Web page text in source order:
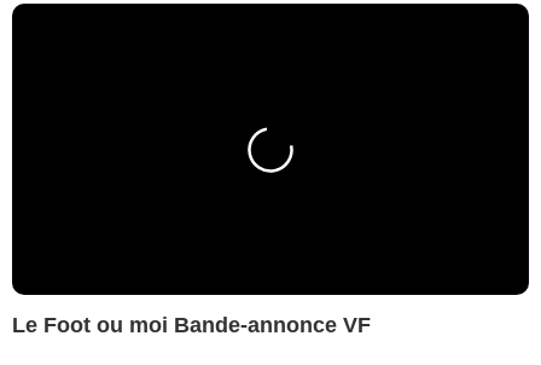
Le Foot ou moi Bande-annonce VF